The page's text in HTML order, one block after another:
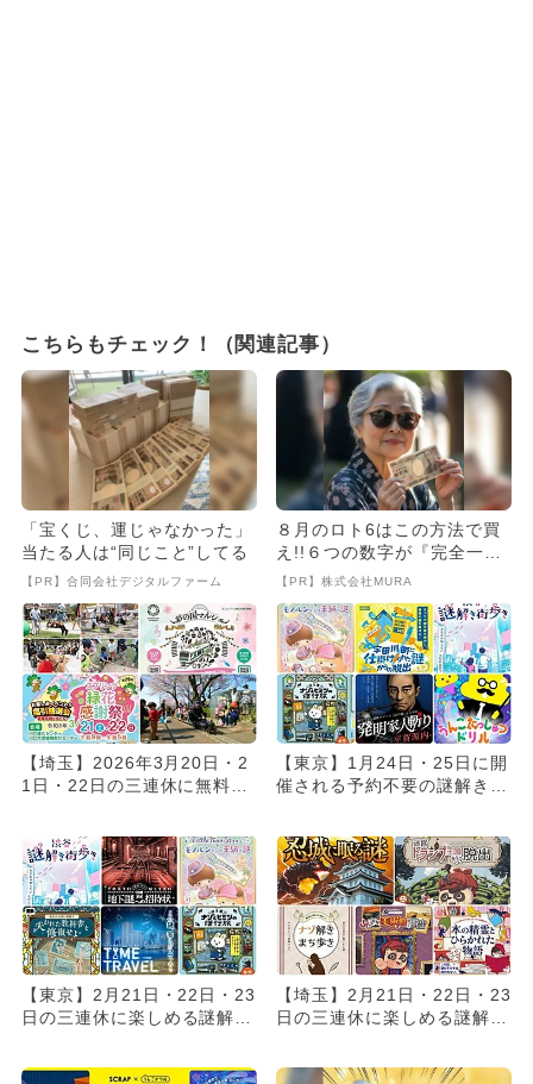
こちらもチェック！（関連記事）
「宝くじ、運じゃなかった」
当たる人は“同じこと”してる
【PR】合同会社デジタルファーム
８月のロト6はこの方法で買
え!!６つの数字が『完全一
致』する方法
【PR】株式会社MURA
【埼玉】2026年3月20日・2
1日・22日の三連休に無料で
【東京】1月24日・25日に開
催される予約不要の謎解きイ
【東京】2月21日・22日・23
日の三連休に楽しめる謎解き
【埼玉】2月21日・22日・23
日の三連休に楽しめる謎解き